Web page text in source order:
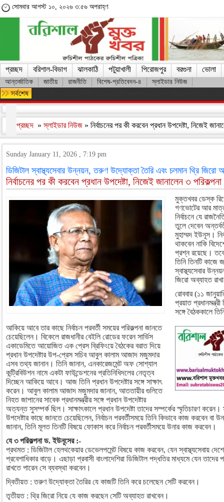
সোমবার আগস্ট ১০, ২০২৬ ৩:৫৬ অপরাহ্ণ
প্রচ্ছদ বরিশাল-বিভাগ ঝালকাঠি পটুয়াখালী পিরোজপুর বরগুনা ভোলা
আন্তর্জাতিক জাতীয় রাজনীতি বিশেষ-প্রতিবেদন-৪ স্লাইডার নিউজ
প্রচ্ছদ »স্লাইডার নিউজ » নির্বাচনের পর কী করবেন প্রধান উপদেষ্টা, নিজেই
Sunday January 11, 2026 , 7:19 pm
ডিজিটাল স্বাস্থ্যসেবার উন্নয়ন, তরুণ উদ্যোক্তা তৈরি এবং চলমান থ্রি জিরো
নির্বাচনের পর কী করবেন প্রধান উপদেষ্টা, নিজেই জানালেন ৩ পরিকল্পনা
মুক্তখবর ডেস্ক
গণভোটের আর
নির্বাচনে যে
তুলে দেবেন
মুহাম্মদ ইউনূস।
থাকবেন নাকি
প্রশ্ন রয়েছে। তবে
তিনি তিনটি
স্বাস্থ্যসেবার
জিরো অব্যাহত
রোববার (১১
প্রয়াত
সঙ্গে বৈঠককালে
আকিয়ে আবে তার কাছে নির্বাচন পরবর্তী সময়ের পরিকল্পনা জানতে
চেয়েছিলেন। বিকেলে রাজধানীর বেইলি রোডের ফরেন সার্ভিস
একাডেমিতে আয়োজিত এক প্রেস ব্রিফিংয়ে বৈঠকের বরাত দিয়ে
প্রধান উপদেষ্টার উপ-প্রেস সচিব আবুল কালাম আজাদ মজুমদার
এসব তথ্য জানান। তিনি জানান, এনকারেজমেন্ট অফ সোশ্যাল
কন্ট্রিবিউশন নামে একটা ফাউন্ডেশনের প্রতিনিধিদলের নেতৃত্ব
দিচ্ছেন আকিয়ে আবে। আজ তিনি প্রধান উপদেষ্টার সঙ্গে সাক্ষাৎ
করেন। আবুল কালাম আজাদ মজুমদার জানান, আততায়ীর গুলিতে
নিহত জাপানের সাবেক প্রধানমন্ত্রীর সঙ্গে প্রধান উপদেষ্টার
অত্যন্ত সুসম্পর্ক ছিল। সাক্ষাৎকালে প্রধান উপদেষ্টা তাদের সম্পর্কের স্মৃতিচারণ
উপদেষ্টার কাছে জানতে চেয়েছিলেন, নির্বাচন পরবর্তীসময়ে তিনি কিভাবে কাজ করবেন বা
জানান, তিনি মূলত তিনটি বিষয়ে ফোকাস করে নির্বাচন পরবর্তীসময়ে উনার কাজ করবেন।
যে ৩ পরিকল্পনা ড. ইউনূসের :-
প্রথমত : ডিজিটাল হেলথকেয়ার ডেভেলপমেন্ট বিষয়ে কাজ করবেন, যেন স্বাস্থ্যসেবায়
প্রবেশাধিকার বাড়ে। এছাড়া প্রবাসী বাংলাদেশিরা ডিজিটাল পদ্ধতির মাধ্যমে যেন তাদের
রাখতে পারেন সে ব্যবস্থা করবেন।
দ্বিতীয়ত : তরুণ উদ্যোক্তা তৈরির যে কাজটি তিনি করে চলেছেন সেটি করবেন।
তৃতীয়ত : থ্রি জিরো নিয়ে যে কাজ করছেন সেটি অব্যাহত রাখবেন।